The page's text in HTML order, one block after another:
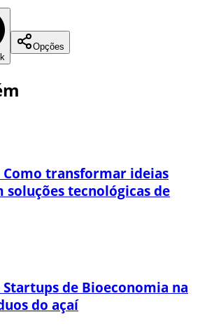
Opções
Como transformar ideias
soluções tecnológicas de
Startups de Bioeconomia na
do açaí